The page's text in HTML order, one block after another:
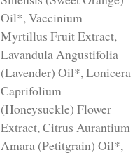
Oil*, Vaccinium
Myrtillus Fruit Extract,
Lavandula Angustifolia
(Lavender) Oil*, Lonicera
Caprifolium
(Honeysuckle) Flower
Extract, Citrus Aurantium
Amara (Petitgrain) Oil*,